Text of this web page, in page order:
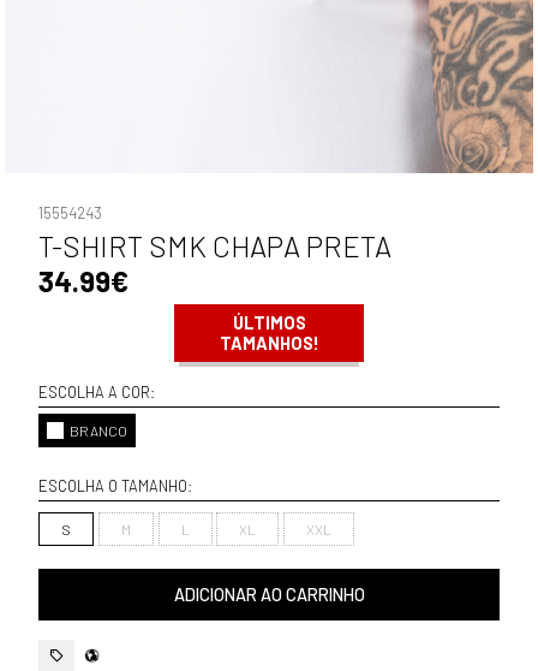
15554243
T-SHIRT SMK CHAPA PRETA
34.99€
ÚLTIMOS
TAMANHOS!
ESCOLHA A COR:
BRANCO
ESCOLHA O TAMANHO:
S M L XL XXL
ADICIONAR AO CARRINHO